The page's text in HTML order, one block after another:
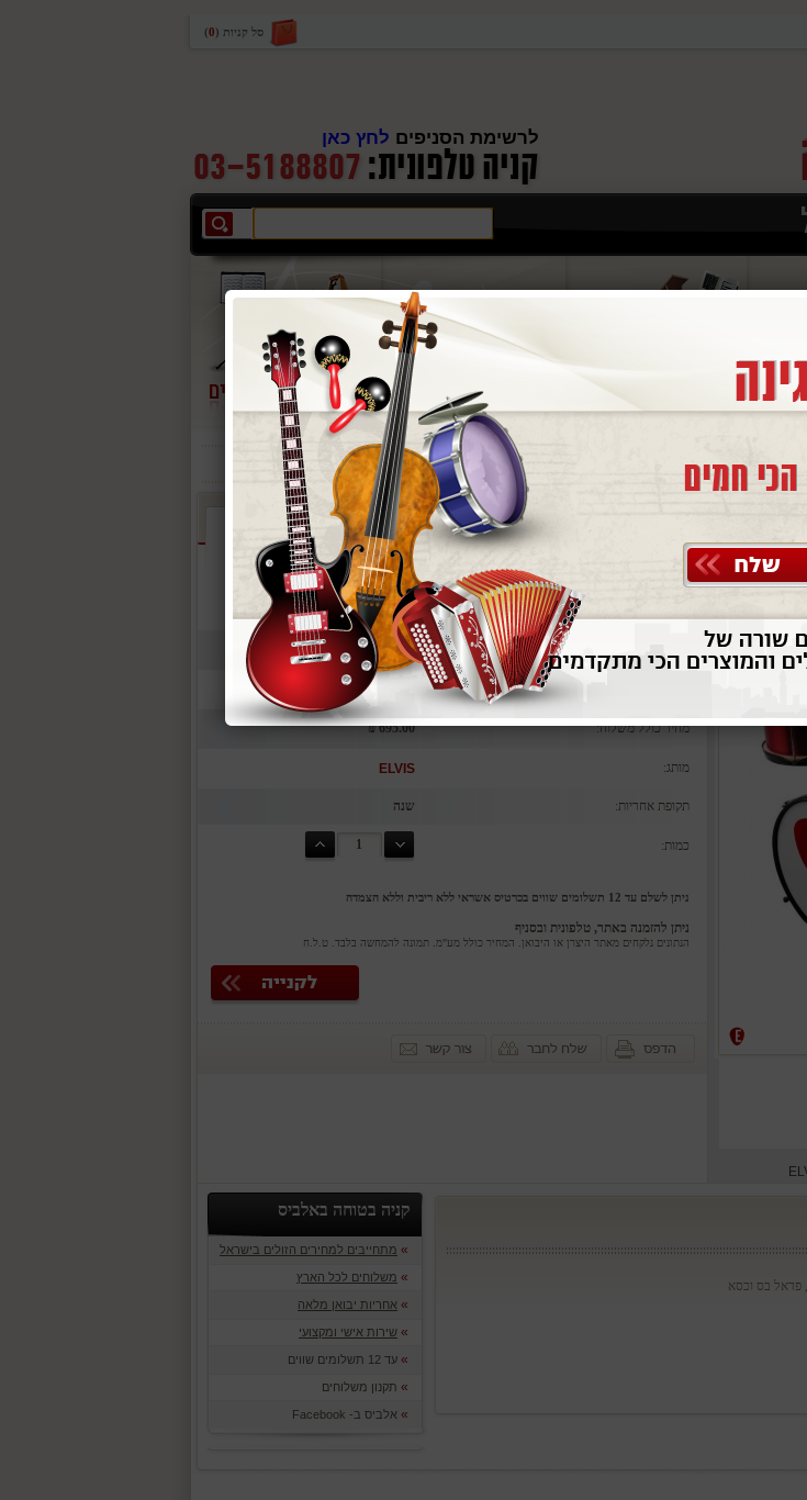
סל קניות (
0
)
לרשימת הסניפים לחץ כאן
מק"ט אלביס: DSP1047
695 ₪
מחיר כולל משלוח: 695.00 ₪
מותג: ELVIS
תקופת אחריות: שנה
כמות:
ניתן לשלם עד 12 תשלומים שווים בכרטיס אשראי ללא ריבית וללא הצמדה
ניתן להזמנה באתר, טלפונית ובסניף
הנתונים נלקחים מאתר היצרן או היבואן. המחיר כולל מע"מ. תמונה להמחשה בלבד. ט.ל.ח
קניה בטוחה באלביס
» מתחייבים למחירים הזולים בישראל
» משלוחים לכל הארץ
» אחריות יבואן מלאה
» שירות אישי ומקצועי
» עד 12 תשלומים שווים
» תקנון משלוחים
» אלביס ב- Facebook